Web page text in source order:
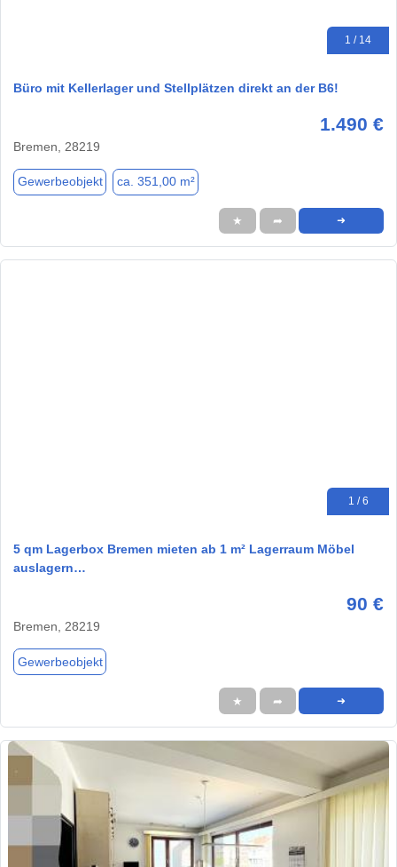
1 / 14
Büro mit Kellerlager und Stellplätzen direkt an der B6!
1.490 €
Bremen, 28219
Gewerbeobjekt ca. 351,00 m²
★ ➦ ➜
1 / 6
5 qm Lagerbox Bremen mieten ab 1 m² Lagerraum Möbel
auslagern…
90 €
Bremen, 28219
Gewerbeobjekt
★ ➦ ➜